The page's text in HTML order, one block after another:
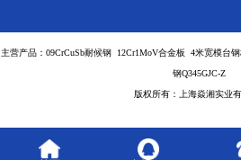
主营产品：09CrCuSb耐候钢 12Cr1MoV合金板 4米宽模台
钢Q345GJC-Z
版权所有：上海焱湘实业